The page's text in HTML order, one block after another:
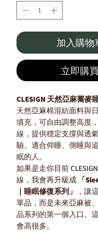
加入購物
立即購買
CLESIGN 天然亞麻蕎麥
天然亞麻棉混紡面料與
填充，可自由調整高度
線，提供穩定支撐與透
驗。適合仰睡、側睡與
眠的人。
如果是走你目前
線，我會再升級成
「
｜睡眠修復系列」
，讓
單品，而是未來亞麻被
品系列的第一個入口。
會高很多。